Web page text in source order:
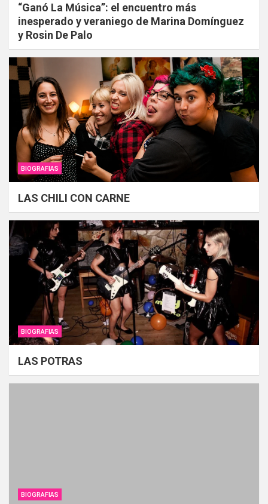
“Ganó La Música”: el encuentro más
inesperado y veraniego de Marina Domínguez
y Rosin De Palo
BIOGRAFIAS
LAS CHILI CON CARNE
BIOGRAFIAS
LAS POTRAS
BIOGRAFIAS